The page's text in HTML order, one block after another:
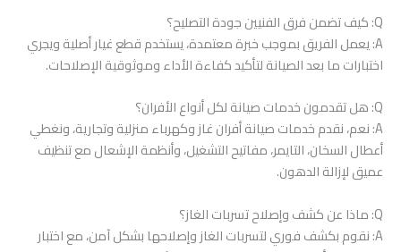
Q: كيف تضمن فرق الفنيين جودة التصليح؟
A: يعمل الفريق بموجب خبرة معتمدة، يستخدم قطع غيار أصلية ويجري
اختبارات ما بعد الصيانة لتأكيد كفاءة الأداء وموثوقية الإصلاحات.
Q: هل تقدمون خدمات صيانة لكل أنواع الأفران؟
A: نعم، نقدم خدمات صيانة أفران غاز وكهرباء منزلية وتجارية، ونغطي
أعطال السخان، التايمر، مفاتيح التشغيل، وأنظمة الإشعال مع تنظيف
عميق لإزالة الدهون.
Q: ماذا عن كشف وإصلاح تسربات الغاز؟
A: نقوم بكشف فوري لتسربات الغاز وإصلاحها بشكل آمن، مع اختبار